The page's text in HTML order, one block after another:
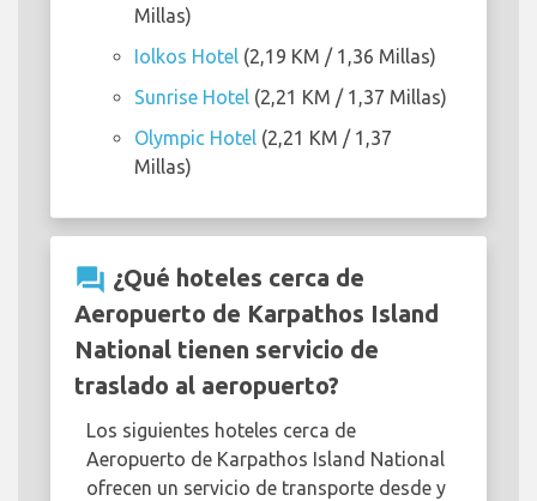
Millas)
Iolkos Hotel (2,19 KM / 1,36 Millas)
Sunrise Hotel (2,21 KM / 1,37 Millas)
Olympic Hotel (2,21 KM / 1,37
Millas)
question_answer ¿Qué hoteles cerca de
Aeropuerto de Karpathos Island
National tienen servicio de
traslado al aeropuerto?
Los siguientes hoteles cerca de
Aeropuerto de Karpathos Island National
ofrecen un servicio de transporte desde y